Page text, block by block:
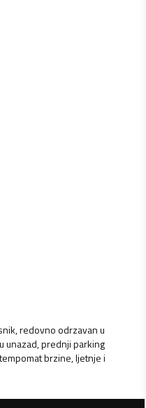
redovno odrzavan u
unazad, prednji parking
brzine, ljetnje i